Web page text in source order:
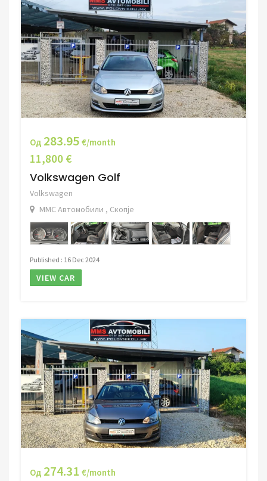
Од 283.95 €/month
11,800 €
Volkswagen Golf
Volkswagen
ММС Автомобили , Скопје
Published : 16 Dec 2024
VIEW CAR
Од 274.31 €/month